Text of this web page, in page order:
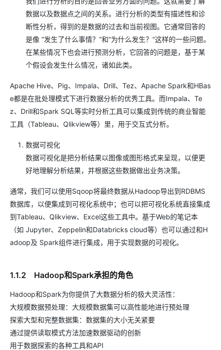
数据以及数据点之间的关系。进行分析的类型有描述性和诊
断性分析，得到的是数据的过去和当前视图。它通常回答的
是像 “发生了什么事情？”和“为什么发生？”这样的一些问题。
在某些情况下也会进行预测分析，它回答的问题是，基于某
个假设会发生什么情况，诸如此类。
Apache Hive、Pig、Impala、Drill、Tez、Apache Spark和HBas
e都是在批处理模式下进行数据分析的优秀工具。而Impala、Te
z、Drill和Spark SQL等实时分析工具可以集成到传统的商业智能
工具（Tableau、Qlikview等）里，用于交互式分析。
数据可视化
数据可视化是把分析结果以图像或图形格式来呈现，以便更
好地理解分析结果，并根据这些数据做出业务决策。
通常，我们可以使用Sqoop将最终数据从Hadoop导出到RDBMS
数据库，以便集成到可视化系统中；也可以把可视化系统直接集成
到Tableau、Qlikview、Excel这些工具中。基于Web的笔记本
（如 Jupyter、Zeppelin和Databricks cloud等）也可以通过和H
adoop及 Spark组件进行集成，用于实现数据的可视化。
1.1.2 Hadoop和Spark承担的角色
Hadoop和Spark为你提供了大数据分析的极大灵活性：
大规模数据预处理：大规模数据集可以高性能地进行预处理
探索大型和完整数据集：数据集的大小无关紧要
通过提供读取模式方法加速数据驱动的创新
用于数据探索的各种工具和API